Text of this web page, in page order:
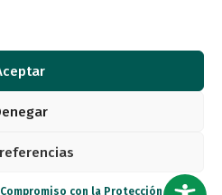
Compromiso con la Protección de